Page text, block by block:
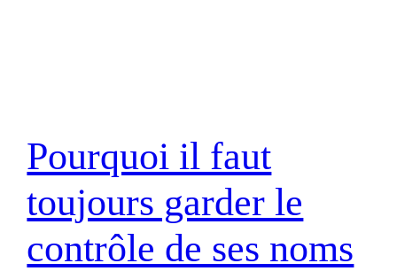
Pourquoi il faut
toujours garder le
contrôle de ses noms